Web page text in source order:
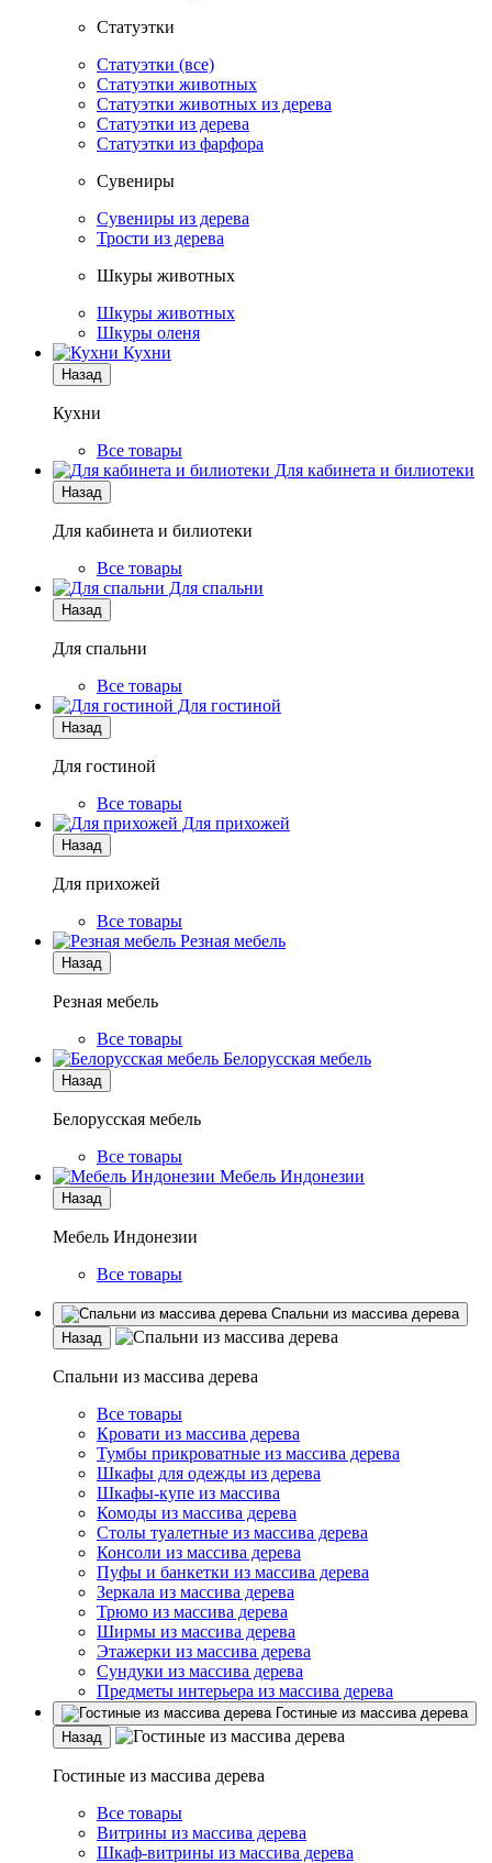
Статуэтки
Статуэтки (все)
Статуэтки животных
Статуэтки животных из дерева
Статуэтки из дерева
Статуэтки из фарфора
Сувениры
Сувениры из дерева
Трости из дерева
Шкуры животных
Шкуры животных
Шкуры оленя
Кухни
Назад
Кухни
Все товары
Для кабинета и билиотеки
Назад
Для кабинета и билиотеки
Все товары
Для спальни
Назад
Для спальни
Все товары
Для гостиной
Назад
Для гостиной
Все товары
Для прихожей
Назад
Для прихожей
Все товары
Резная мебель
Назад
Резная мебель
Все товары
Белорусская мебель
Назад
Белорусская мебель
Все товары
Мебель Индонезии
Назад
Мебель Индонезии
Все товары
Спальни из массива дерева
Назад
Спальни из массива дерева
Все товары
Кровати из массива дерева
Тумбы прикроватные из массива дерева
Шкафы для одежды из дерева
Шкафы-купе из массива
Комоды из массива дерева
Столы туалетные из массива дерева
Консоли из массива дерева
Пуфы и банкетки из массива дерева
Зеркала из массива дерева
Трюмо из массива дерева
Ширмы из массива дерева
Этажерки из массива дерева
Сундуки из массива дерева
Предметы интерьера из массива дерева
Гостиные из массива дерева
Назад
Гостиные из массива дерева
Все товары
Витрины из массива дерева
Шкаф-витрины из массива дерева